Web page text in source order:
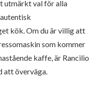
utmärkt val för alla
kök. Om du är villig att
som kommer
kaffe, är Rancilio
att överväga.